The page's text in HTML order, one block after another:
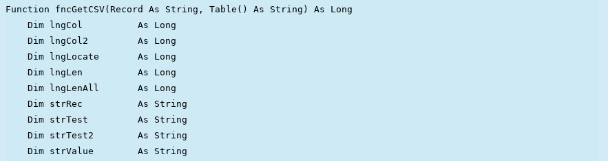
Function fncGetCSV(Record As String, Table() As String) As Long
    Dim lngCol          As Long
    Dim lngCol2         As Long
    Dim lngLocate       As Long
    Dim lngLen          As Long
    Dim lngLenAll       As Long
    Dim strRec          As String
    Dim strTest         As String
    Dim strTest2        As String
    Dim strValue        As String